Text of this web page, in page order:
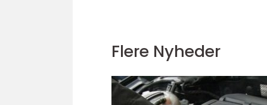
Flere Nyheder